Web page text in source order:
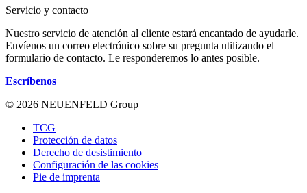
Servicio y contacto
Nuestro servicio de atención al cliente estará encantado de ayudarle.
Envíenos un correo electrónico sobre su pregunta utilizando el
formulario de contacto. Le responderemos lo antes posible.
Escríbenos
© 2026 NEUENFELD Group
TCG
Protección de datos
Derecho de desistimiento
Configuración de las cookies
Pie de imprenta